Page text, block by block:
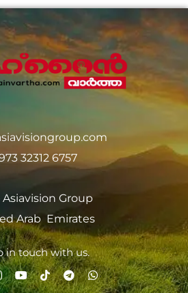
32312 6757
Asiavision Group
Arab Emirates
in touch with us.